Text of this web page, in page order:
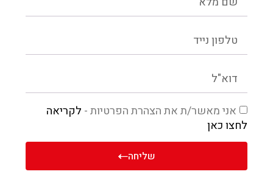
אני מאשר/ת את הצהרת הפרטיות - לקריאה
לחצו כאן
שליחה